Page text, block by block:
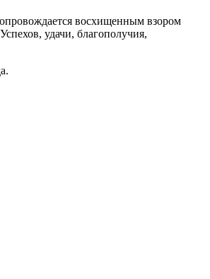
восхищенным взором
удачи, благополучия,